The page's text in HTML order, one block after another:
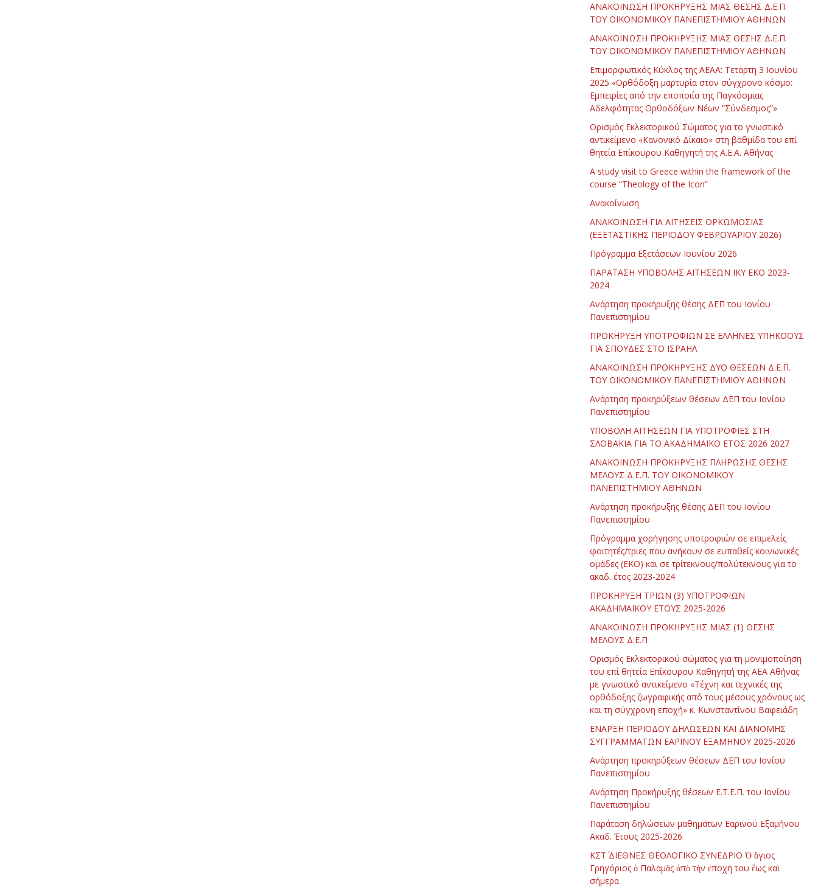
ΑΝΑΚΟΙΝΩΣΗ ΠΡΟΚΗΡΥΞΗΣ ΜΙΑΣ ΘΕΣΗΣ Δ.Ε.Π.
ΤΟΥ ΟΙΚΟΝΟΜΙΚΟΥ ΠΑΝΕΠΙΣΤΗΜΙΟΥ ΑΘΗΝΩΝ
ΑΝΑΚΟΙΝΩΣΗ ΠΡΟΚΗΡΥΞΗΣ ΜΙΑΣ ΘΕΣΗΣ Δ.Ε.Π.
ΤΟΥ ΟΙΚΟΝΟΜΙΚΟΥ ΠΑΝΕΠΙΣΤΗΜΙΟΥ ΑΘΗΝΩΝ
Επιμορφωτικός Κύκλος της ΑΕΑΑ: Τετάρτη 3 Ιουνίου
2025 «Ορθόδοξη μαρτυρία στον σύγχρονο κόσμο:
Εμπειρίες από την εποποιία της Παγκόσμιας
Αδελφότητας Ορθοδόξων Νέων “Σύνδεσμος”»
Ορισμός Εκλεκτορικού Σώματος για το γνωστικό
αντικείμενο «Κανονικό Δίκαιο» στη βαθμίδα του επί
θητεία Επίκουρου Καθηγητή της Α.Ε.Α. Αθήνας
Α study visit to Greece within the framework of the
course “Theology of the Icon”
Ανακοίνωση
ΑΝΑΚΟΙΝΩΣΗ ΓΙΑ ΑΙΤΗΣΕΙΣ ΟΡΚΩΜΟΣΙΑΣ
(ΕΞΕΤΑΣΤΙΚΗΣ ΠΕΡΙΟΔΟΥ ΦΕΒΡΟΥΑΡΙΟΥ 2026)
Πρόγραμμα Εξετάσεων Ιουνίου 2026
ΠΑΡΑΤΑΣΗ ΥΠΟΒΟΛΗΣ ΑΙΤΗΣΕΩΝ ΙΚΥ ΕΚΟ 2023-
2024
Ανάρτηση προκήρυξης θέσης ΔΕΠ του Ιονίου
Πανεπιστημίου
ΠΡΟΚΗΡΥΞΗ ΥΠΟΤΡΟΦΙΩΝ ΣΕ ΕΛΛΗΝΕΣ ΥΠΗΚΟΟΥΣ
ΓΙΑ ΣΠΟΥΔΕΣ ΣΤΟ ΙΣΡΑΗΛ
ΑΝΑΚΟΙΝΩΣΗ ΠΡΟΚΗΡΥΞΗΣ ΔΥΟ ΘΕΣΕΩΝ Δ.Ε.Π.
ΤΟΥ ΟΙΚΟΝΟΜΙΚΟΥ ΠΑΝΕΠΙΣΤΗΜΙΟΥ ΑΘΗΝΩΝ
Ανάρτηση προκηρύξεων θέσεων ΔΕΠ του Ιονίου
Πανεπιστημίου
ΥΠΟΒΟΛΗ ΑΙΤΗΣΕΩΝ ΓΙΑ ΥΠΟΤΡΟΦΙΕΣ ΣΤΗ
ΣΛΟΒΑΚΙΑ ΓΙΑ ΤΟ ΑΚΑΔΗΜΑΪΚΟ ΕΤΟΣ 2026 2027
ΑΝΑΚΟΙΝΩΣΗ ΠΡΟΚΗΡΥΞΗΣ ΠΛΗΡΩΣΗΣ ΘΕΣΗΣ
ΜΕΛΟΥΣ Δ.Ε.Π. ΤΟΥ ΟΙΚΟΝΟΜΙΚΟΥ
ΠΑΝΕΠΙΣΤΗΜΙΟΥ ΑΘΗΝΩΝ
Ανάρτηση προκήρυξης θέσης ΔΕΠ του Ιονίου
Πανεπιστημίου
Πρόγραμμα χορήγησης υποτροφιών σε επιμελείς
φοιτητές/τριες που ανήκουν σε ευπαθείς κοινωνικές
ομάδες (ΕΚΟ) και σε τρίτεκνους/πολύτεκνους για το
ακαδ. έτος 2023-2024
ΠΡΟΚΗΡΥΞΗ ΤΡΙΩΝ (3) ΥΠΟΤΡΟΦΙΩΝ
ΑΚΑΔΗΜΑΪΚΟΥ ΕΤΟΥΣ 2025-2026
ΑΝΑΚΟΙΝΩΣΗ ΠΡΟΚΗΡΥΞΗΣ ΜΙΑΣ (1) ΘΕΣΗΣ
ΜΕΛΟΥΣ Δ.Ε.Π
Ορισμός Εκλεκτορικού σώματος για τη μονιμοποίηση
του επί θητεία Επίκουρου Καθηγητή της ΑΕΑ Αθήνας
με γνωστικό αντικείμενο «Τέχνη και τεχνικές της
ορθόδοξης ζωγραφικής από τους μέσους χρόνους ως
και τη σύγχρονη εποχή» κ. Κωνσταντίνου Βαφειάδη
ΕΝΑΡΞΗ ΠΕΡΙΟΔΟΥ ΔΗΛΩΣΕΩΝ ΚΑΙ ΔΙΑΝΟΜΗΣ
ΣΥΓΓΡΑΜΜΑΤΩΝ ΕΑΡΙΝΟΥ ΕΞΑΜΗΝΟΥ 2025-2026
Ανάρτηση προκηρύξεων θέσεων ΔΕΠ του Ιονίου
Πανεπιστημίου
Ανάρτηση Προκήρυξης θέσεων Ε.Τ.Ε.Π. του Ιονίου
Πανεπιστημίου
Παράταση δηλώσεων μαθημάτων Εαρινού Εξαμήνου
Ακαδ. Έτους 2025-2026
ΚΣΤ΄ ΔΙΕΘΝΕΣ ΘΕΟΛΟΓΙΚΟ ΣΥΝΕΔΡΙΟ Ὁ ἅγιος
Γρηγόριος ὁ Παλαμᾶς ἀπὸ τὴν ἐποχή του ἕως καὶ
σήμερα